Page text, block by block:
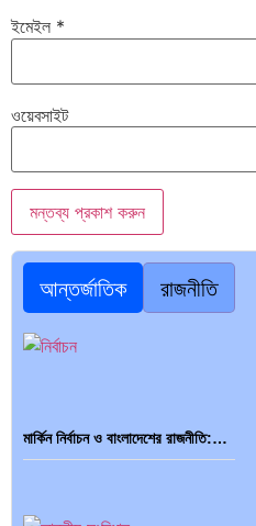
ইমেইল *
ওয়েবসাইট
আন্তর্জাতিক রাজনীতি
মার্কিন নির্বাচন ও বাংলাদেশের রাজনীতি:…